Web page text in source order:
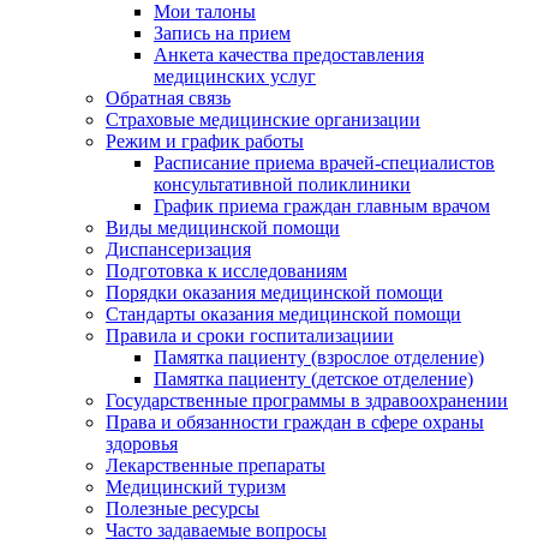
Мои талоны
Запись на прием
Анкета качества предоставления
медицинских услуг
Обратная связь
Страховые медицинские организации
Режим и график работы
Расписание приема врачей-специалистов
консультативной поликлиники
График приема граждан главным врачом
Виды медицинской помощи
Диспансеризация
Подготовка к исследованиям
Порядки оказания медицинской помощи
Стандарты оказания медицинской помощи
Правила и сроки госпитализациии
Памятка пациенту (взрослое отделение)
Памятка пациенту (детское отделение)
Государственные программы в здравоохранении
Права и обязанности граждан в сфере охраны
здоровья
Лекарственные препараты
Медицинский туризм
Полезные ресурсы
Часто задаваемые вопросы